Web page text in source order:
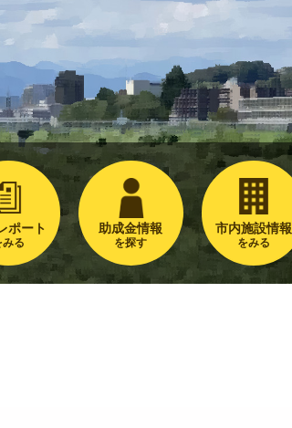
ポート
みる
助成金情報
を探す
市内施設情報
をみる